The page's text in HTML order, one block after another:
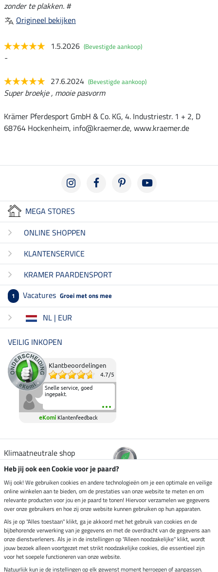
zonder te plakken. #
Origineel bekijken
1.5.2026 (Bevestigde aankoop)
-
27.6.2024 (Bevestigde aankoop)
Super broekje , mooie pasvorm
Krämer Pferdesport GmbH & Co. KG, 4. Industriestr. 1 + 2, D
68764 Hockenheim, info@kraemer.de, www.kraemer.de
MEGA STORES
ONLINE SHOPPEN
KLANTENSERVICE
KRAMER PAARDENSPORT
1 Vacatures Groei met ons mee
NL | EUR
VEILIG INKOPEN
Klantbeoordelingen
4.7/5
Snelle service, goed
ingepakt.
eKomi Klantenfeedback
Klimaatneutrale shop
Verzending per
Veilig betalen met
Impressum
Heb jij ook een Cookie voor je paard?
Wij ook! We gebruiken cookies en andere technologieën om je een optimale en veilige
online winkelen aan te bieden, om de prestaties van onze website te meten en om
relevante producten voor jou en je paard te tonen! Hiervoor verzamelen we gegevens
over onze gebruikers en hoe zij onze website kunnen gebruiken op hun apparaten.
Als je op "Alles toestaan" klikt, ga je akkoord met het gebruik van cookies en de
bijbehorende verwerking van je gegevens en met de overdracht van de gegevens aan
onze dienstverleners. Als je in de instellingen op "Alleen noodzakelijke" klikt, wordt
jouw bezoek alleen voortgezet met strikt noodzakelijke cookies, die essentieel zijn
voor het soepele functioneren van onze website.
Natuurlijk kun je de instellingen op elk gewenst moment herroepen of aanpassen.